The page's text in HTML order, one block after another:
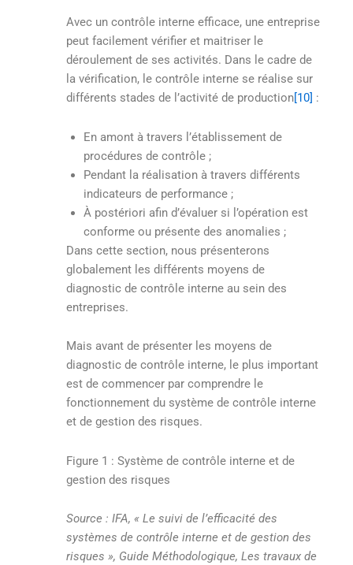
Avec un contrôle interne efficace, une entreprise
peut facilement vérifier et maitriser le
déroulement de ses activités. Dans le cadre de
la vérification, le contrôle interne se réalise sur
différents stades de l’activité de production[10] :
En amont à travers l’établissement de
procédures de contrôle ;
Pendant la réalisation à travers différents
indicateurs de performance ;
À postériori afin d’évaluer si l’opération est
conforme ou présente des anomalies ;
Dans cette section, nous présenterons
globalement les différents moyens de
diagnostic de contrôle interne au sein des
entreprises.
Mais avant de présenter les moyens de
diagnostic de contrôle interne, le plus important
est de commencer par comprendre le
fonctionnement du système de contrôle interne
et de gestion des risques.
Figure 1 : Système de contrôle interne et de
gestion des risques
Source : IFA, « Le suivi de l’efficacité des
systèmes de contrôle interne et de gestion des
risques », Guide Méthodologique, Les travaux de